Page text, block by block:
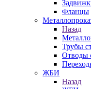
Фланцы
Назад
Трубы
Отводы
ЖБИ
Назад